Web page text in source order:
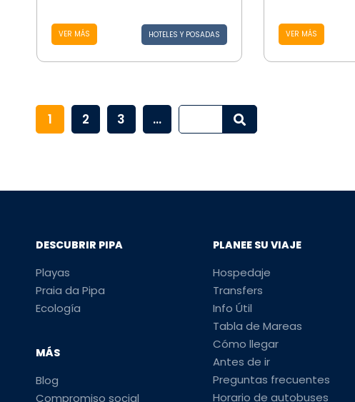
VER MÁS HOTELES Y POSADAS VER MÁS
1 2 3 ...
DESCUBRIR PIPA
Playas
Praia da Pipa
Ecología
MÁS
Blog
Compromiso social
PLANEE SU VIAJE
Hospedaje
Transfers
Info Útil
Tabla de Mareas
Cómo llegar
Antes de ir
Preguntas frecuentes
Horario de autobuses